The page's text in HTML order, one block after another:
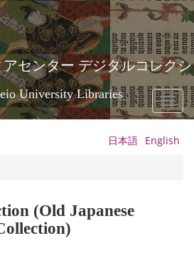
センター デジタルコレクシ
University Libraries
Toggle
日本語 English
(Old Japanese